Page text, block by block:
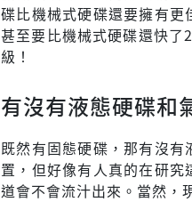
碟比機械式硬碟還要擁有
甚至要比機械式硬碟還快了
級！
有沒有液態硬碟和
既然有固態硬碟，那有沒
置，但好像有人真的在研
道會不會流汁出來。當然，